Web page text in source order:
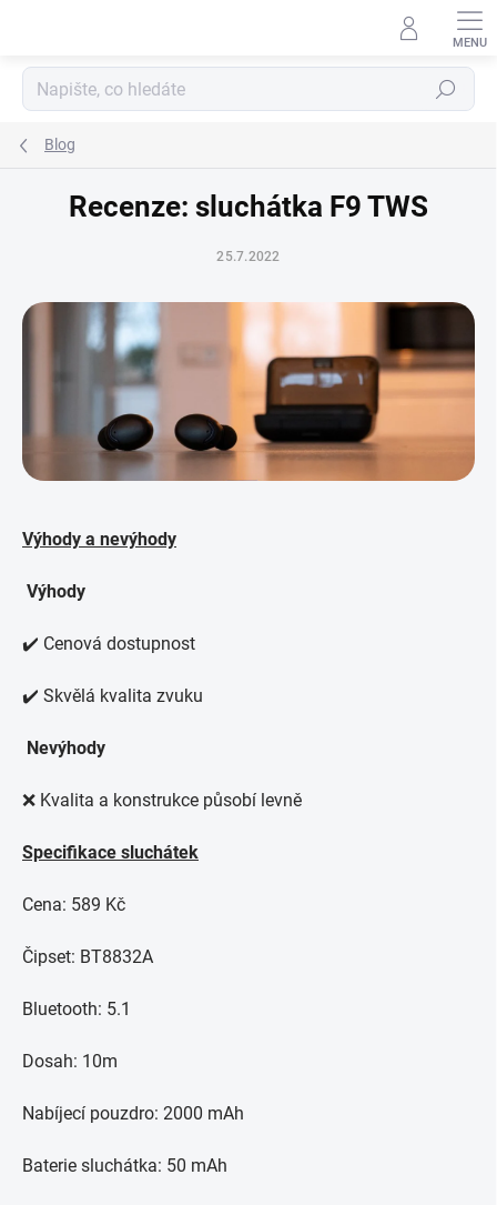
Hledat
Blog
Recenze: sluchátka F9 TWS
25.7.2022
Výhody a nevýhody
Výhody
✔️ Cenová dostupnost
✔️ Skvělá kvalita zvuku
Nevýhody
❌ Kvalita a konstrukce působí levně
Specifikace sluchátek
Cena: 589 Kč
Čipset: BT8832A
Bluetooth: 5.1
Dosah: 10m
Nabíjecí pouzdro: 2000 mAh
Baterie sluchátka: 50 mAh